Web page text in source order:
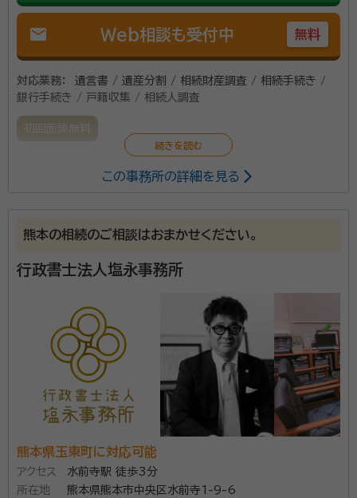
mail Web相談も受付中 無料
対応業務：
遺言書 / 遺産分割 / 相続財産調査 / 相続手続き /
銀行手続き / 戸籍収集 / 相続人調査
初回面談無料
複雑な案件でも誠実・丁寧に対応致します。死後事務・成
力になれます。
この事務所の詳細を見る
熊本の相続のご相談はおまかせください。
行政書士法人塩永事務所
熊本県玉東町に対応可能
アクセス
水前寺駅 徒歩3分
所在地
熊本県熊本市中央区水前寺1-9-6